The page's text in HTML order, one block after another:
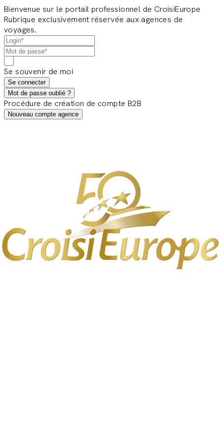
Bienvenue sur le portail professionnel de CroisiEurope
Rubrique exclusivement réservée aux agences de
voyages.
Se souvenir de moi
Se connecter
Mot de passe oublié ?
Procédure de création de compte B2B
Nouveau compte agence